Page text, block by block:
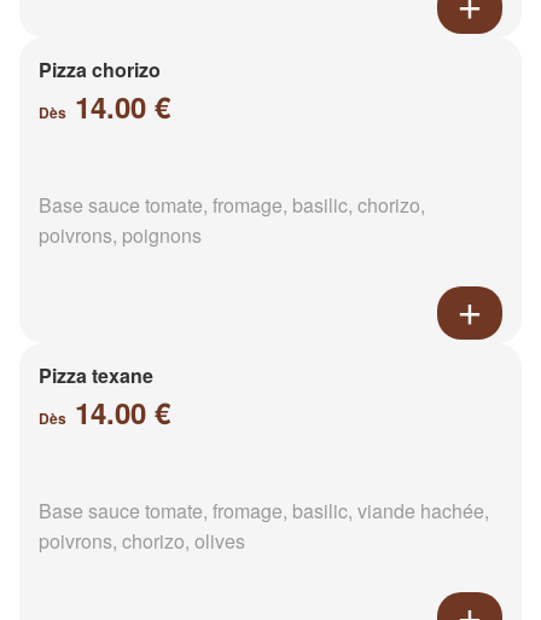
Pizza chorizo
Dès 14.00 €
Base sauce tomate, fromage, basilic, chorizo,
poivrons, poignons
Pizza texane
Dès 14.00 €
Base sauce tomate, fromage, basilic, viande hachée,
poivrons, chorizo, olives